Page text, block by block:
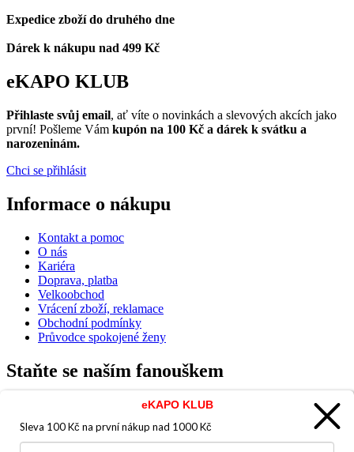
Expedice zboží do druhého dne
Dárek k nákupu nad 499 Kč
eKAPO KLUB
Přihlaste svůj email, ať víte o novinkách a slevových akcích jako
první! Pošleme Vám kupón na 100 Kč a dárek k svátku a
narozeninám.
Chci se přihlásit
Informace o nákupu
Kontakt a pomoc
O nás
Kariéra
Doprava, platba
Velkoobchod
Vrácení zboží, reklamace
Obchodní podmínky
Průvodce spokojené ženy
Staňte se naším fanouškem
eKAPO KLUB
Sleva 100 Kč na první nákup nad 1000 Kč